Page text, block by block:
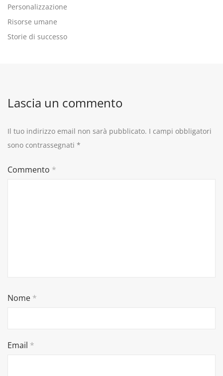
Personalizzazione
Risorse umane
Storie di successo
Lascia un commento
Il tuo indirizzo email non sarà pubblicato. I campi obbligatori
sono contrassegnati *
Commento *
Nome *
Email *